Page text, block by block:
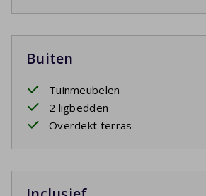
Buiten
Tuinmeubelen
2 ligbedden
Overdekt terras